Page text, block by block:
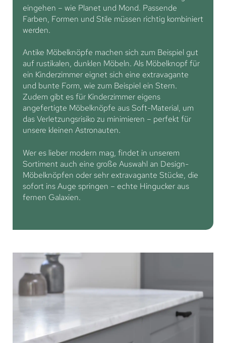
eingehen – wie Planet und Mond. Passende
Farben, Formen und Stile müssen richtig kombiniert
werden.
Antike Möbelknöpfe machen sich zum Beispiel gut
auf rustikalen, dunklen Möbeln. Als Möbelknopf für
ein Kinderzimmer eignet sich eine extravagante
und bunte Form, wie zum Beispiel ein Stern.
Zudem gibt es für Kinderzimmer eigens
angefertigte Möbelknöpfe aus Soft-Material, um
das Verletzungsrisiko zu minimieren – perfekt für
unsere kleinen Astronauten.
Wer es lieber modern mag, findet in unserem
Sortiment auch eine große Auswahl an Design-
Möbelknöpfen oder sehr extravagante Stücke, die
sofort ins Auge springen – echte Hingucker aus
fernen Galaxien.